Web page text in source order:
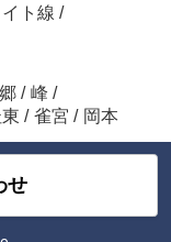
ト線 /
/ 峰 /
/ 雀宮 / 岡本
せ